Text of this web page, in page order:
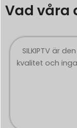
Vad våra
SILKIPTV är
kvalitet och